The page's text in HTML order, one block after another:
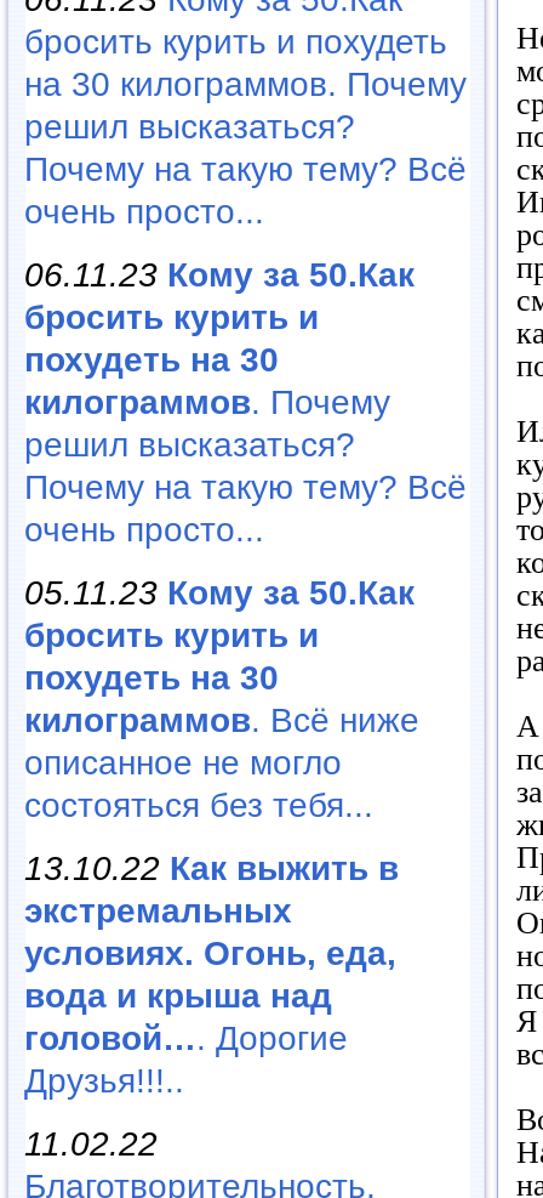
бросить курить и похудеть
на 30 килограммов. Почему
решил высказаться?
Почему на такую тему? Всё
очень просто...
06.11.23 Кому за 50.Как
бросить курить и
похудеть на 30
килограммов. Почему
решил высказаться?
Почему на такую тему? Всё
очень просто...
05.11.23 Кому за 50.Как
бросить курить и
похудеть на 30
килограммов. Всё ниже
описанное не могло
состояться без тебя...
13.10.22 Как выжить в
экстремальных
условиях. Огонь, еда,
вода и крыша над
головой…. Дорогие
Друзья!!!..
11.02.22
Благотворительность,
А
Я